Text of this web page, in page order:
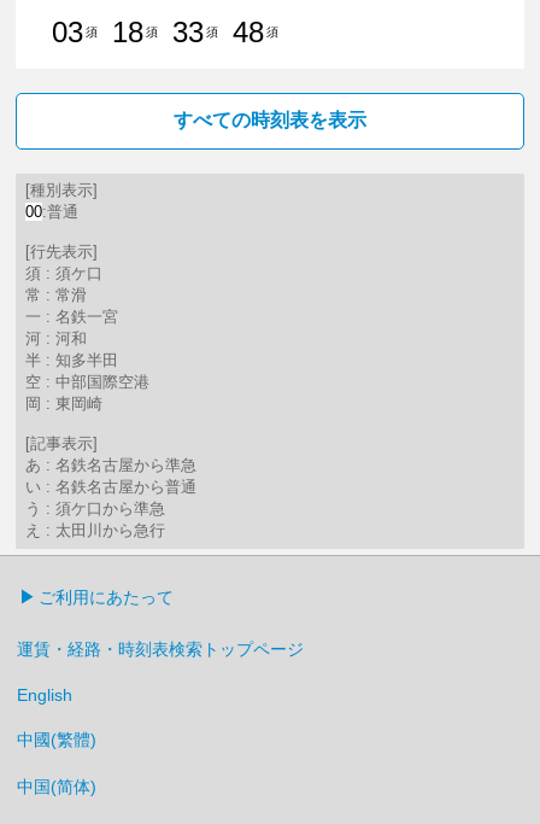
03須
18須
33須
48須
すべての時刻表を表示
[種別表示]
00:普通
[行先表示]
須 : 須ケ口
常 : 常滑
一 : 名鉄一宮
河 : 河和
半 : 知多半田
空 : 中部国際空港
岡 : 東岡崎
[記事表示]
あ : 名鉄名古屋から準急
い : 名鉄名古屋から普通
う : 須ケ口から準急
え : 太田川から急行
ご利用にあたって
運賃・経路・時刻表検索トップページ
English
中國(繁體)
中国(简体)